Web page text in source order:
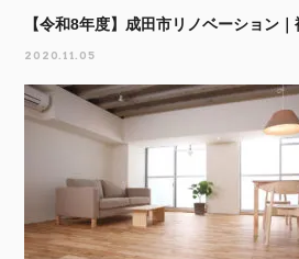
【令和8年度】成田市リノベーション
2020.11.05